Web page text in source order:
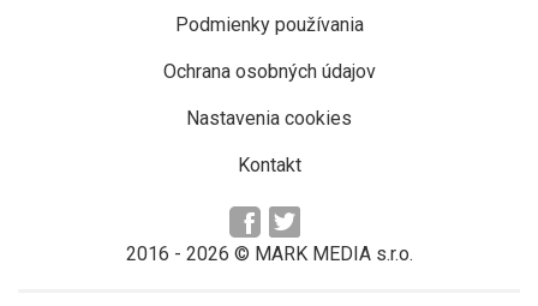
Podmienky používania
Ochrana osobných údajov
Nastavenia cookies
Kontakt
2016 - 2026 © MARK MEDIA s.r.o.